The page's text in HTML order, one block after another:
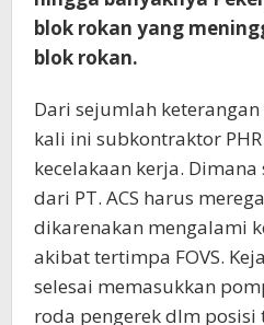
blok rokan yang
blok rokan.
Dari sejumlah
kali ini subkontraktor
kecelakaan kerja.
dari PT. ACS harus
dikarenakan mengalami
akibat tertimpa FOVS.
selesai memasukkan
roda pengerek dlm posisi